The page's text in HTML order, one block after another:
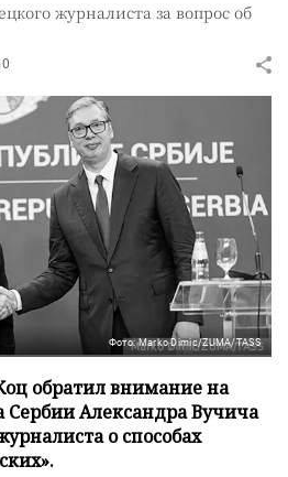
журналиста за вопрос об
Фото: Marko Dimic/ZUMA/TASS
обратил внимание на
Александра Вучича
о способах